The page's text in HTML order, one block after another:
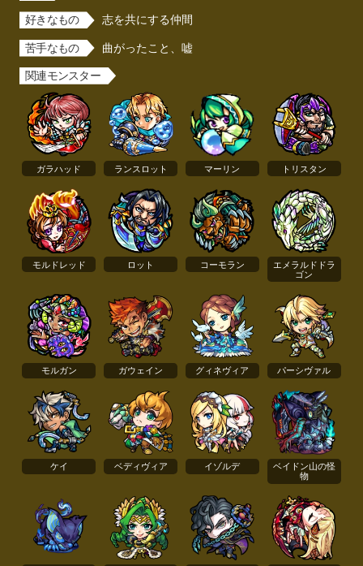
好きなもの 志を共にする仲間
苦手なもの 曲がったこと、嘘
関連モンスター
ガラハッド ランスロット マーリン トリスタン
モルドレッド ロット コーモラン
エメラルドドラ
ゴン
モルガン ガウェイン グィネヴィア パーシヴァル
ケイ ベディヴィア イゾルデ
ベイドン山の怪
物